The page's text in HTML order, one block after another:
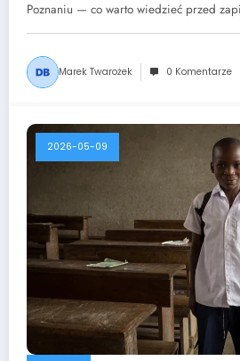
Poznaniu — co warto wiedzieć przed
Marek Twarożek 0 Komentarze
2026-05-09